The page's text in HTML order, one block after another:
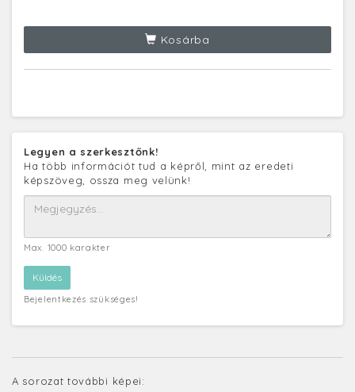
Kosárba
Legyen a szerkesztőnk!
Ha több információt tud a képről, mint az eredeti
képszöveg, ossza meg velünk!
Max. 1000 karakter
Bejelentkezés szükséges!
A sorozat további képei: